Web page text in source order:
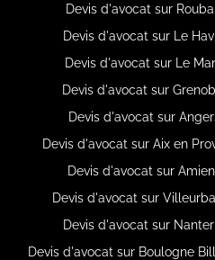
Devis d'avocat sur
Devis d'avocat sur Le
Devis d'avocat sur Le
Devis d'avocat sur
Devis d'avocat sur
Devis d'avocat sur Aix en
Devis d'avocat sur
Devis d'avocat sur
Devis d'avocat sur
Devis d'avocat sur Boulogne